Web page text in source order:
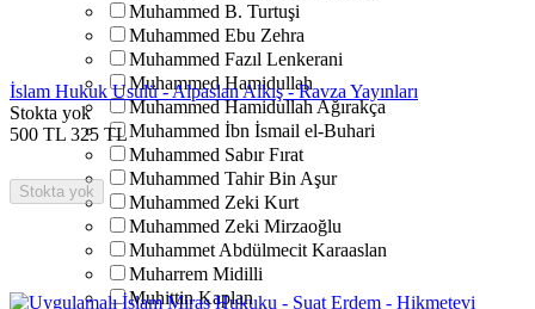
Muhammed B. Turtuşi
Muhammed Ebu Zehra
Muhammed Fazıl Lenkerani
Muhammed Hamidullah
Muhammed Hamidullah Ağırakça
Muhammed İbn İsmail el-Buhari
Muhammed Sabır Fırat
Muhammed Tahir Bin Aşur
Muhammed Zeki Kurt
Muhammed Zeki Mirzaoğlu
Muhammet Abdülmecit Karaaslan
Muharrem Midilli
Muhittin Kaplan
İslam Hukuk Usulü - Alpaslan Alkış - Ravza Yayınları
Stokta yok
500 TL 325 TL
Stokta yok